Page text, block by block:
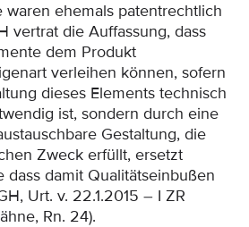
waren ehemals patentrechtlich
vertrat die Auffassung, dass
dem Produkt
verleihen können, sofern
dieses Elements technisch
ist, sondern durch eine
Gestaltung, die
Zweck erfüllt, ersetzt
dass damit Qualitätseinbußen
Urt. v. 22.1.2015 – I ZR
Rn. 24).